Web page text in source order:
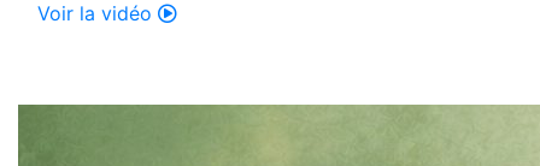
Voir la vidéo